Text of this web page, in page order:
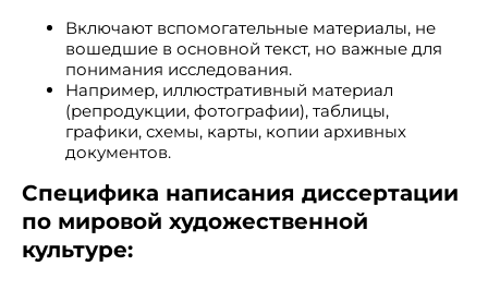
Включают вспомогательные материалы, не
вошедшие в основной текст, но важные для
понимания исследования.
Например, иллюстративный материал
(репродукции, фотографии), таблицы,
графики, схемы, карты, копии архивных
документов.
Специфика написания диссертации
по мировой художественной
культуре: